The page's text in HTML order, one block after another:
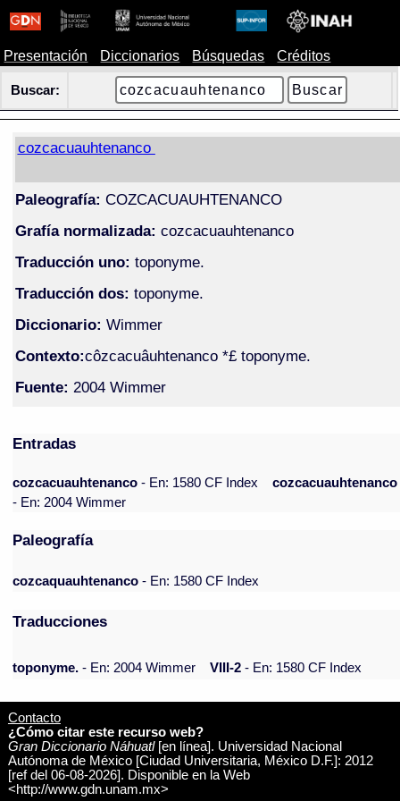
Presentación Diccionarios Búsquedas Créditos
Buscar:
cozcacuauhtenanco
Paleografía: COZCACUAUHTENANCO
Grafía normalizada: cozcacuauhtenanco
Traducción uno: toponyme.
Traducción dos: toponyme.
Diccionario: Wimmer
Contexto:côzcacuâuhtenanco *£ toponyme.
Fuente: 2004 Wimmer
Entradas
cozcacuauhtenanco- En: 1580 CF Index
cozcacuauhtenanco
- En: 2004 Wimmer
Paleografía
cozcaquauhtenanco - En: 1580 CF Index
Traducciones
toponyme. - En: 2004 Wimmer VIII-2 - En: 1580 CF Index
Contacto
¿Cómo citar este recurso web?
Gran Diccionario Náhuatl[en línea]. Universidad Nacional
Autónoma de México [Ciudad Universitaria, México D.F.]: 2012
[ref del 06-08-2026]. Disponible en la Web
<http://www.gdn.unam.mx>